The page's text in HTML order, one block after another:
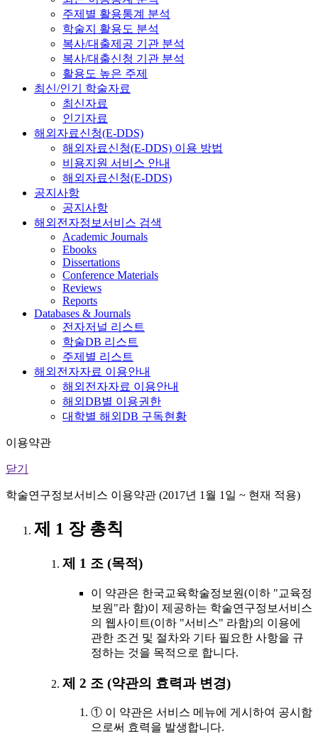
주제별 활용통계 분석
학술지 활용도 분석
복사/대출제공 기관 분석
복사/대출신청 기관 분석
활용도 높은 주제
최신/인기 학술자료
최신자료
인기자료
해외자료신청(E-DDS)
해외자료신청(E-DDS) 이용 방법
비용지원 서비스 안내
해외자료신청(E-DDS)
공지사항
공지사항
해외전자정보서비스 검색
Academic Journals
Ebooks
Dissertations
Conference Materials
Reviews
Reports
Databases & Journals
전자저널 리스트
학술DB 리스트
주제별 리스트
해외전자자료 이용안내
해외전자자료 이용안내
해외DB별 이용권한
대학별 해외DB 구독현황
이용약관
닫기
학술연구정보서비스 이용약관 (2017년 1월 1일 ~ 현재 적용)
제 1 장 총칙
제 1 조 (목적)
이 약관은 한국교육학술정보원(이하 "교육정
보원"라 함)이 제공하는 학술연구정보서비스
의 웹사이트(이하 "서비스" 라함)의 이용에
관한 조건 및 절차와 기타 필요한 사항을 규
정하는 것을 목적으로 합니다.
제 2 조 (약관의 효력과 변경)
① 이 약관은 서비스 메뉴에 게시하여 공시함
으로써 효력을 발생합니다.